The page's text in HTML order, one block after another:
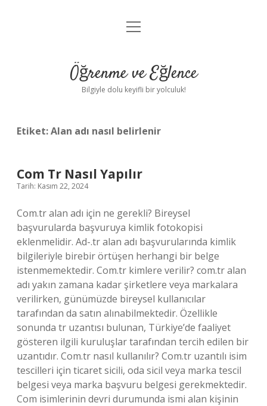
Anasayfa
Yasal Uyarı
menüyü
Öğrenme ve Eğlence
Bilgiyle dolu keyifli bir yolculuk!
Etiket:Alan adı nasıl belirlenir
Com Tr Nasıl Yapılır
Tarih: Kasım 22, 2024
Com.tr alan adı için ne gerekli? Bireysel
başvurularda başvuruya kimlik fotokopisi
eklenmelidir. Ad-.tr alan adı başvurularında kimlik
bilgileriyle birebir örtüşen herhangi bir belge
istenmemektedir. Com.tr kimlere verilir? com.tr alan
adı yakın zamana kadar şirketlere veya markalara
verilirken, günümüzde bireysel kullanıcılar
tarafından da satın alınabilmektedir. Özellikle
sonunda tr uzantısı bulunan, Türkiye’de faaliyet
gösteren ilgili kuruluşlar tarafından tercih edilen bir
uzantıdır. Com.tr nasıl kullanılır? Com.tr uzantılı isim
tescilleri için ticaret sicili, oda sicil veya marka tescil
belgesi veya marka başvuru belgesi gerekmektedir.
Com isimlerinin devri durumunda ismi alan kişinin